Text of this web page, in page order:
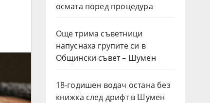
осмата поред процедура
Още трима съветници
напуснаха групите си в
Общински съвет – Шумен
18-годишен водач остана без
книжка след дрифт в Шумен